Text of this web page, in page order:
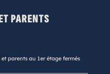
PARENTS
parents au 1er étage fermés